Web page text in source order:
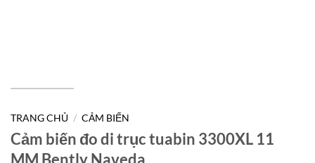
TRANG CHỦ / CẢM BIẾN
Cảm biến đo di trục tuabin 3300XL 11
MM Bently Naveda